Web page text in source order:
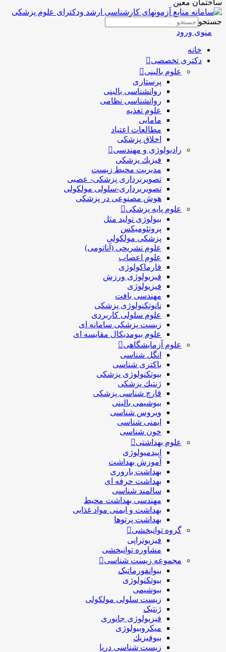
معین
منوی ورود
خانه
دکتری تخصصی
علوم بالینی
پرستاری
روانشناسی بالینی
روانشناسی نظامی
علوم تغذیه
مامایی
مطالعات اعتیاد
اخلاق پزشکی
رادیولوژی و مهندسی
فيزيك پزشکی
مدیریت محیط زیست
تصویربرداری پزشکی- عصبی
تصویربرداری-سلولی مولکولی
هوش مصنوعی در پزشکی
علوم پایه پزشکی
بیولوژی تولید مثل
پروتئومیکس
پزشکی مولکولی
علوم تشریحی (آناتومی)
علوم اعصاب
فارماکولوژی
فیزیولوژی ورزش
فیزیولوژی
مهندسی بافت
نانوتکنولوژی پزشکی
علوم سلولی کاربردی
زیست پزشکی سامانه ای
علوم بیومدیکال مقایسه ای
علوم آزمایشگاهی
انگل شناسی
باکتری شناسی
بیوتکنولوژی پزشکی
ژنتيك پزشکی
قارچ شناسی پزشكی
بیوشیمی بالینی
ویروس شناسی
ایمنی شناسی
خون شناسی
علوم بهداشتی
اپیدمیولوژی
آموزش بهداشت
بهداشت باروری
بهداشت حرفه ای
سالمند شناسی
مهندسی بهداشت محيط
بهداشت و ایمنی مواد غذایی
بهداشت پرتوها
گروه توانبخشی
فیزیوتراپی
مشاوره توانبخشی
مجموعه زیست شناسی
بیوانفورماتیک
بیوتکنولوژی
بیوشیمی
زیست سلولی مولکولی
ژنتیک
فیزیولوژی جانوری
میکروبیولوژی
بيوفيزيك
زیست شناسی دریا